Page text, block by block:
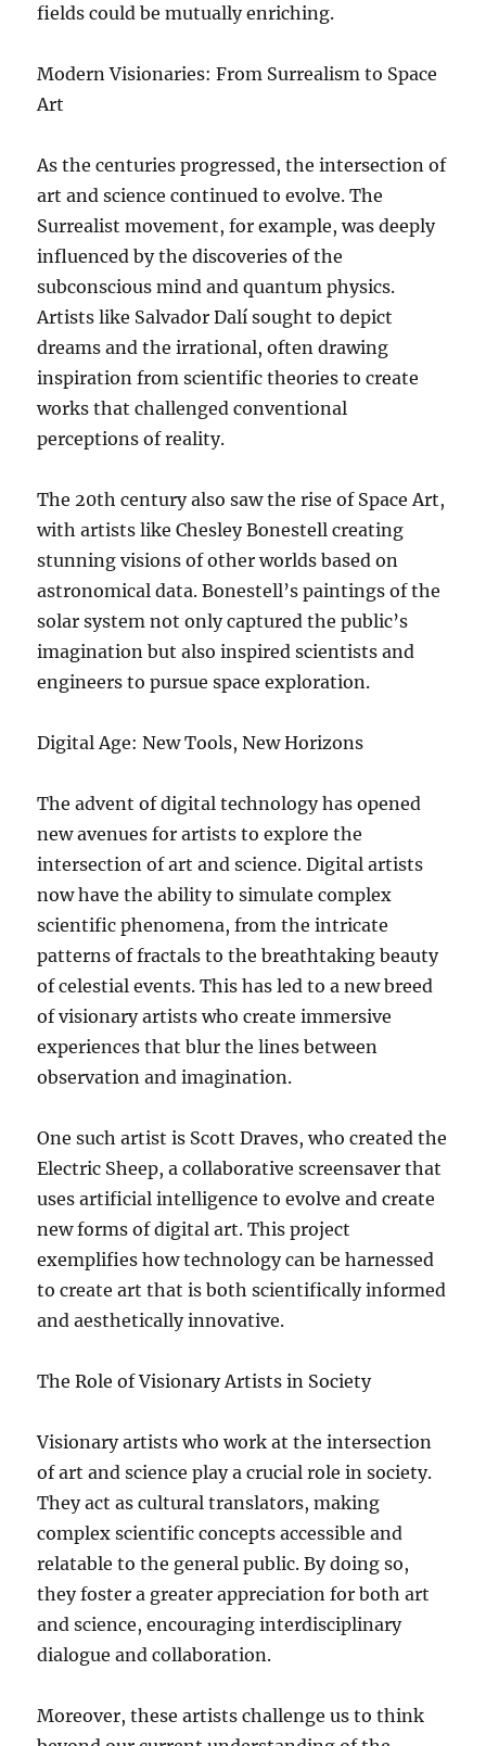
fields could be mutually enriching.
Modern Visionaries: From Surrealism to Space
Art
As the centuries progressed, the intersection of
art and science continued to evolve. The
Surrealist movement, for example, was deeply
influenced by the discoveries of the
subconscious mind and quantum physics.
Artists like Salvador Dalí sought to depict
dreams and the irrational, often drawing
inspiration from scientific theories to create
works that challenged conventional
perceptions of reality.
The 20th century also saw the rise of Space Art,
with artists like Chesley Bonestell creating
stunning visions of other worlds based on
astronomical data. Bonestell’s paintings of the
solar system not only captured the public’s
imagination but also inspired scientists and
engineers to pursue space exploration.
Digital Age: New Tools, New Horizons
The advent of digital technology has opened
new avenues for artists to explore the
intersection of art and science. Digital artists
now have the ability to simulate complex
scientific phenomena, from the intricate
patterns of fractals to the breathtaking beauty
of celestial events. This has led to a new breed
of visionary artists who create immersive
experiences that blur the lines between
observation and imagination.
One such artist is Scott Draves, who created the
Electric Sheep, a collaborative screensaver that
uses artificial intelligence to evolve and create
new forms of digital art. This project
exemplifies how technology can be harnessed
to create art that is both scientifically informed
and aesthetically innovative.
The Role of Visionary Artists in Society
Visionary artists who work at the intersection
of art and science play a crucial role in society.
They act as cultural translators, making
complex scientific concepts accessible and
relatable to the general public. By doing so,
they foster a greater appreciation for both art
and science, encouraging interdisciplinary
dialogue and collaboration.
Moreover, these artists challenge us to think